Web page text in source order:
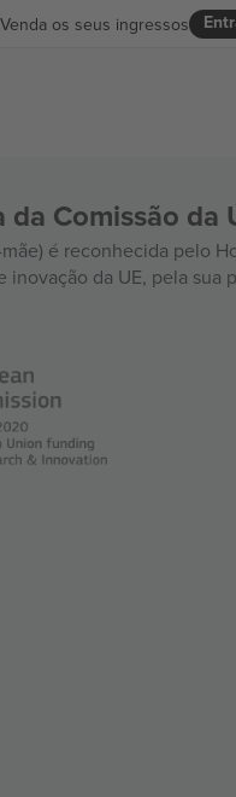
Venda os seus ingressos
Comissão da
é reconhecida pelo
da UE, pela sua